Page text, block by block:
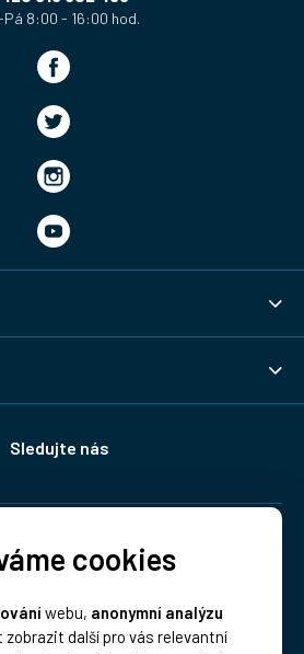
cookies
webu, anonymní analýzu
zobrazit další pro vás relevantní
Sledujte nás